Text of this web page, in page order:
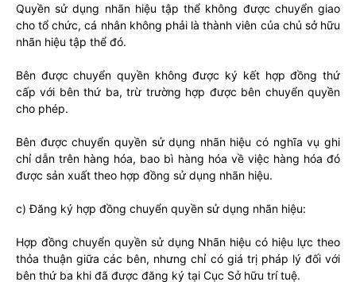
Quyền sử dụng nhãn hiệu tập thể không được chuyển giao
cho tổ chức, cá nhân không phải là thành viên của chủ sở hữu
nhãn hiệu tập thể đó.
Bên được chuyển quyền không được ký kết hợp đồng thứ
cấp với bên thứ ba, trừ trường hợp được bên chuyển quyền
cho phép.
Bên được chuyển quyền sử dụng nhãn hiệu có nghĩa vụ ghi
chỉ dẫn trên hàng hóa, bao bì hàng hóa về việc hàng hóa đó
được sản xuất theo hợp đồng sử dụng nhãn hiệu.
c) Đăng ký hợp đồng chuyển quyền sử dụng nhãn hiệu:
Hợp đồng chuyển quyền sử dụng Nhãn hiệu có hiệu lực theo
thỏa thuận giữa các bên, nhưng chỉ có giá trị pháp lý đối với
bên thứ ba khi đã được đăng ký tại Cục Sở hữu trí tuệ.